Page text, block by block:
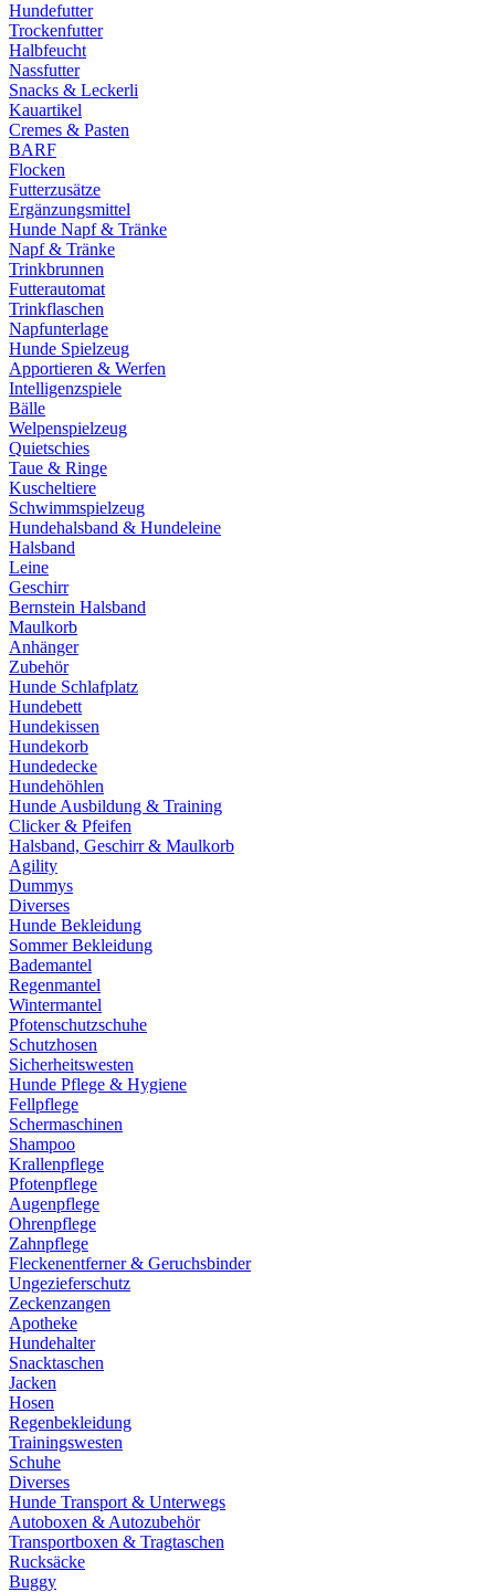
Hundefutter
Trockenfutter
Halbfeucht
Nassfutter
Snacks & Leckerli
Kauartikel
Cremes & Pasten
BARF
Flocken
Futterzusätze
Ergänzungsmittel
Hunde Napf & Tränke
Napf & Tränke
Trinkbrunnen
Futterautomat
Trinkflaschen
Napfunterlage
Hunde Spielzeug
Apportieren & Werfen
Intelligenzspiele
Bälle
Welpenspielzeug
Quietschies
Taue & Ringe
Kuscheltiere
Schwimmspielzeug
Hundehalsband & Hundeleine
Halsband
Leine
Geschirr
Bernstein Halsband
Maulkorb
Anhänger
Zubehör
Hunde Schlafplatz
Hundebett
Hundekissen
Hundekorb
Hundedecke
Hundehöhlen
Hunde Ausbildung & Training
Clicker & Pfeifen
Halsband, Geschirr & Maulkorb
Agility
Dummys
Diverses
Hunde Bekleidung
Sommer Bekleidung
Bademantel
Regenmantel
Wintermantel
Pfotenschutzschuhe
Schutzhosen
Sicherheitswesten
Hunde Pflege & Hygiene
Fellpflege
Schermaschinen
Shampoo
Krallenpflege
Pfotenpflege
Augenpflege
Ohrenpflege
Zahnpflege
Fleckenentferner & Geruchsbinder
Ungezieferschutz
Zeckenzangen
Apotheke
Hundehalter
Snacktaschen
Jacken
Hosen
Regenbekleidung
Trainingswesten
Schuhe
Diverses
Hunde Transport & Unterwegs
Autoboxen & Autozubehör
Transportboxen & Tragtaschen
Rucksäcke
Buggy